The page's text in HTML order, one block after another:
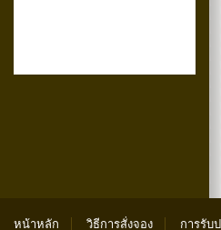
หน้าหลัก วิธีการสั่งจอง การรับ